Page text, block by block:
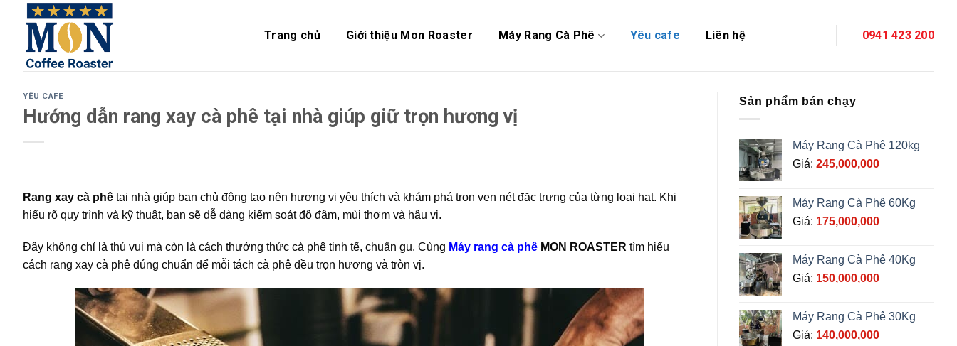
content
Trang chủ Giới thiệu Mon Roaster Máy Rang Cà Phê Yêu cafe Liên hệ 0941 423 200
YÊU CAFE
Hướng dẫn rang xay cà phê tại nhà giúp giữ trọn hương vị
Rang xay cà phê tại nhà giúp bạn chủ động tạo nên hương vị yêu thích và khám phá trọn vẹn nét đặc trưng của từng loại hạt. Khi
hiểu rõ quy trình và kỹ thuật, bạn sẽ dễ dàng kiểm soát độ đậm, mùi thơm và hậu vị.
Đây không chỉ là thú vui mà còn là cách thưởng thức cà phê tinh tế, chuẩn gu. Cùng Máy rang cà phê MON ROASTER tìm hiểu
cách rang xay cà phê đúng chuẩn để mỗi tách cà phê đều trọn hương và tròn vị.
Sản phẩm bán chạy
Máy Rang Cà Phê 120kg
Giá: 245,000,000
Máy Rang Cà Phê 60Kg
Giá: 175,000,000
Máy Rang Cà Phê 40Kg
Giá: 150,000,000
Máy Rang Cà Phê 30Kg
Giá: 140,000,000